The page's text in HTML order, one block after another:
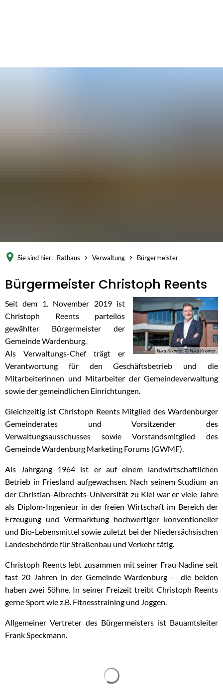
Sie sind hier: Rathaus Verwaltung Bürgermeister
Bürgermeister
Bürgermeister Christoph Reents
Nika Kramer, © Nika Kramer
Seit dem 1. November 2019 ist
Christoph Reents parteilos
gewählter Bürgermeister der
Gemeinde Wardenburg.
Als Verwaltungs-Chef trägt er
Verantwortung für den Geschäftsbetrieb und die
Mitarbeiterinnen und Mitarbeiter der Gemeindeverwaltung
sowie der gemeindlichen Einrichtungen.
Gleichzeitig ist Christoph Reents Mitglied des Wardenburger
Gemeinderates und Vorsitzender des
Verwaltungsausschusses sowie Vorstandsmitglied des
Gemeinde Wardenburg Marketing Forums (GWMF).
Als Jahrgang 1964 ist er auf einem landwirtschaftlichen
Betrieb in Friesland aufgewachsen. Nach seinem Studium an
der Christian-Albrechts-Universität zu Kiel war er viele Jahre
als Diplom-Ingenieur in der freien Wirtschaft im Bereich der
Erzeugung und Vermarktung hochwertiger konventioneller
und Bio-Lebensmittel sowie zuletzt bei der Niedersächsischen
Landesbehörde für Straßenbau und Verkehr tätig.
Christoph Reents lebt zusammen mit seiner Frau Nadine seit
fast 20 Jahren in der Gemeinde Wardenburg - die beiden
haben zwei Söhne. In seiner Freizeit treibt Christoph Reents
gerne Sport wie z.B. Fitnesstraining und Joggen.
Allgemeiner Vertreter des Bürgermeisters ist Bauamtsleiter
Frank Speckmann.